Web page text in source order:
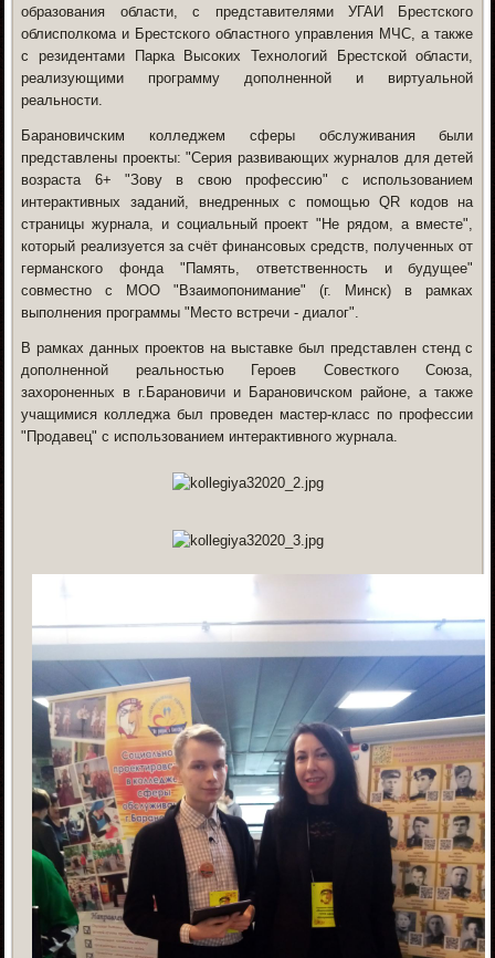
образования области, с представителями УГАИ Брестского
облисполкома и Брестского областного управления МЧС, а также
с резидентами Парка Высоких Технологий Брестской области,
реализующими программу дополненной и виртуальной
реальности.
Барановичским колледжем сферы обслуживания были
представлены проекты: "Серия развивающих журналов для детей
возраста 6+ "Зову в свою профессию" с использованием
интерактивных заданий, внедренных с помощью QR кодов на
страницы журнала, и социальный проект "Не рядом, а вместе",
который реализуется за счёт финансовых средств, полученных от
германского фонда "Память, ответственность и будущее"
совместно с МОО "Взаимопонимание" (г. Минск) в рамках
выполнения программы "Место встречи - диалог".
В рамках данных проектов на выставке был представлен стенд с
дополненной реальностью Героев Совесткого Союза,
захороненных в г.Барановичи и Барановичском районе, а также
учащимися колледжа был проведен мастер-класс по профессии
"Продавец" с использованием интерактивного журнала.